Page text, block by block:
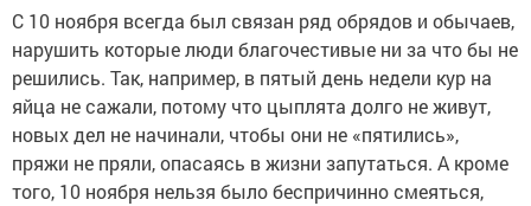
С 10 ноября всегда был связан ряд обрядов и обычаев,
нарушить которые люди благочестивые ни за что бы не
решились. Так, например, в пятый день недели кур на
яйца не сажали, потому что цыплята долго не живут,
новых дел не начинали, чтобы они не «пятились»,
пряжи не пряли, опасаясь в жизни запутаться. А кроме
того, 10 ноября нельзя было беспричинно смеяться,